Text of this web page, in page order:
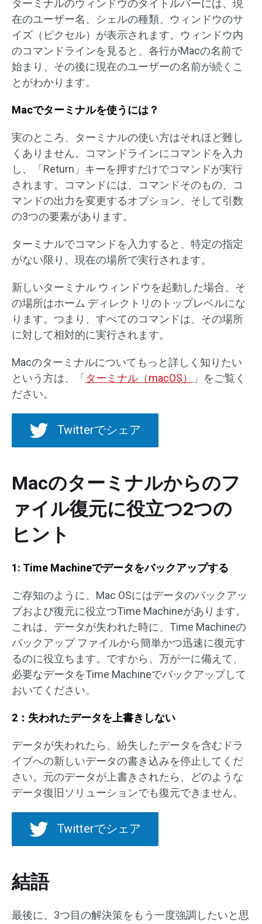
ターミナルのウィンドウのタイトルバーには、現
在のユーザー名、シェルの種類、ウィンドウのサ
イズ（ピクセル）が表示されます。ウィンドウ内
のコマンドラインを見ると、各行がMacの名前で
始まり、その後に現在のユーザーの名前が続くこ
とがわかります。
Macでターミナルを使うには？
実のところ、ターミナルの使い方はそれほど難し
くありません。コマンドラインにコマンドを入力
し、「Return」キーを押すだけでコマンドが実行
されます。コマンドには、コマンドそのもの、コ
マンドの出力を変更するオプション、そして引数
の3つの要素があります。
ターミナルでコマンドを入力すると、特定の指定
がない限り、現在の場所で実行されます。
新しいターミナル ウィンドウを起動した場合、そ
の場所はホーム ディレクトリのトップレベルにな
ります。つまり、すべてのコマンドは、その場所
に対して相対的に実行されます。
Macのターミナルについてもっと詳しく知りたい
という方は、「 ターミナル（macOS）
」をご覧く
ださい。
Twitterでシェア
Macのターミナルからのフ
ァイル復元に役立つ2つの
ヒント
1: Time Machineでデータをバックアップする
ご存知のように、Mac OSにはデータのバックアッ
プおよび復元に役立つTime Machineがあります。
これは、データが失われた時に、Time Machineの
バックアップ ファイルから簡単かつ迅速に復元す
るのに役立ちます。ですから、万が一に備えて、
必要なデータをTime Machineでバックアップして
おいてください。
2：失われたデータを上書きしない
データが失われたら、紛失したデータを含むドラ
イブへの新しいデータの書き込みを停止してくだ
さい。元のデータが上書きされたら、どのような
データ復旧ソリューションでも復元できません。
Twitterでシェア
結語
最後に、3つ目の解決策をもう一度強調したいと思